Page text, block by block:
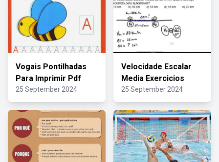
Vogais Pontilhadas
Para Imprimir Pdf
25 September 2024
Velocidade Escalar
Media Exercicios
25 September 2024